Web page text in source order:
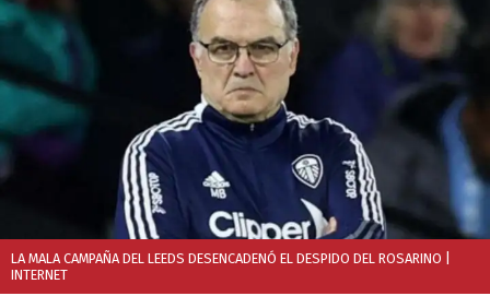
LA MALA CAMPAÑA DEL LEEDS DESENCADENÓ EL DESPIDO DEL ROSARINO
INTERNET